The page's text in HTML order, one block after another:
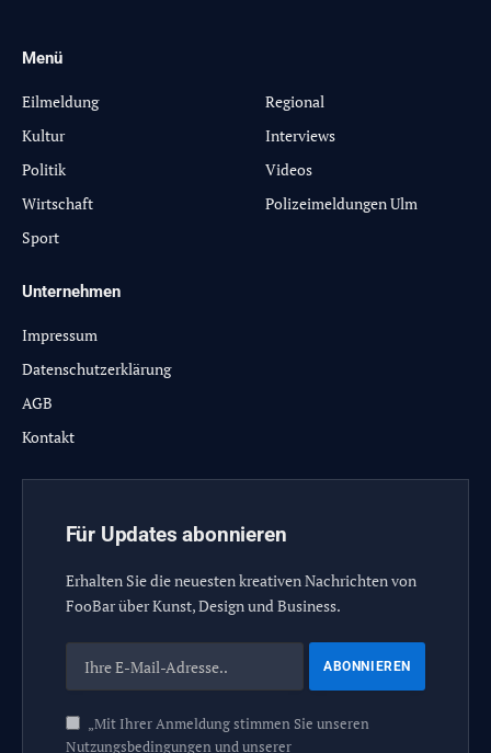
Menü
Eilmeldung
Kultur
Politik
Wirtschaft
Sport
Regional
Interviews
Videos
Polizeimeldungen Ulm
Unternehmen
Impressum
Datenschutzerklärung
AGB
Kontakt
Für Updates abonnieren
Erhalten Sie die neuesten kreativen Nachrichten von
FooBar über Kunst, Design und Business.
„Mit Ihrer Anmeldung stimmen Sie unseren
Nutzungsbedingungen und unserer